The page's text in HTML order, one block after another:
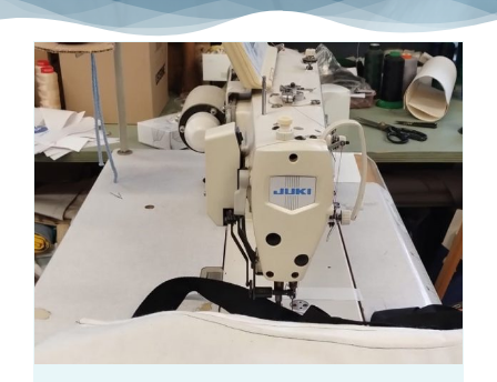
Inserimento Lavorativo – Convenzioni ex
ART. 14